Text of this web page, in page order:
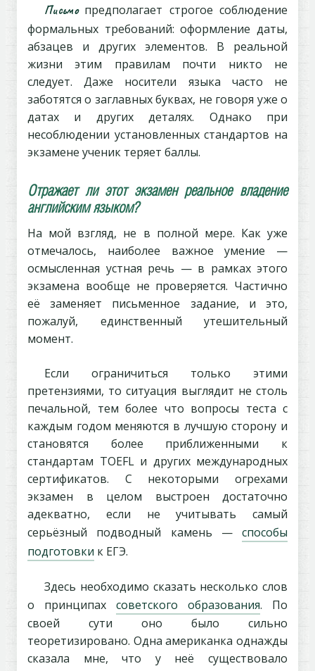
Письмопредполагает строгое соблюдение
формальных требований: оформление даты,
абзацев и других элементов. В реальной
жизни этим правилам почти никто не
следует. Даже носители языка часто не
заботятся о заглавных буквах, не говоря уже о
датах и других деталях. Однако при
несоблюдении установленных стандартов на
экзамене ученик теряет баллы.
Отражает ли этот экзамен реальное владение
английским языком?
На мой взгляд, не в полной мере. Как уже
отмечалось, наиболее важное умение —
осмысленная устная речь — в рамках этого
экзамена вообще не проверяется. Частично
её заменяет письменное задание, и это,
пожалуй, единственный утешительный
момент.
Если ограничиться только этими
претензиями, то ситуация выглядит не столь
печальной, тем более что вопросы теста с
каждым годом меняются в лучшую сторону и
становятся более приближенными к
стандартам TOEFL и других международных
сертификатов. С некоторыми огрехами
экзамен в целом выстроен достаточно
адекватно, если не учитывать самый
серьёзный подводный камень — способы
подготовки к ЕГЭ.
Здесь необходимо сказать несколько слов
о принципах советского образования. По
своей сути оно было сильно
теоретизировано. Одна американка однажды
сказала мне, что у неё существовало